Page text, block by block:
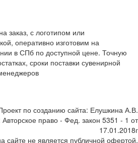
заказ, с логотипом или
оперативно изготовим на
в СПб по доступной цене. Точную
сроки поставки сувенирной
по созданию сайта: Елушкина А.В.
право - Фед. закон 5351 - 1 от
17.01.2018г
сайте не является публичной офертой.